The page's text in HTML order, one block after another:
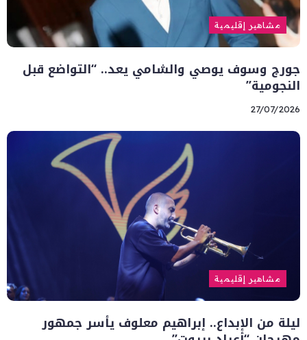
مشاهير إقليمية
جورج وسوف يوصي والشامي يعد.. “التواضع قبل
النجومية”
27/07/2026
مشاهير إقليمية
ليلة من الإبداع.. إبراهيم معلوف يأسر جمهور